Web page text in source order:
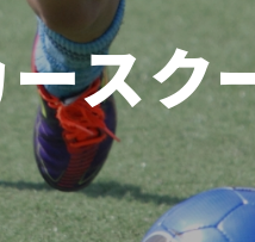
溝の口
（川崎市高津区）
スク